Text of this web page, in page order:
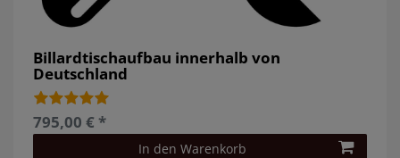
Billardtischaufbau innerhalb von
Deutschland
795,00 € *
In den Warenkorb